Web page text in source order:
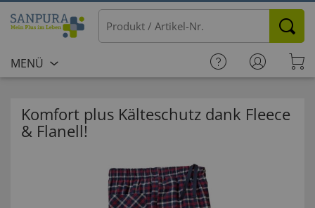
MENÜ
Komfort plus Kälteschutz dank Fleece
& Flanell!